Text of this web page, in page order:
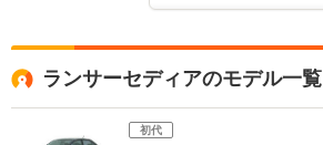
ランサーセディアのモデル一覧
初代